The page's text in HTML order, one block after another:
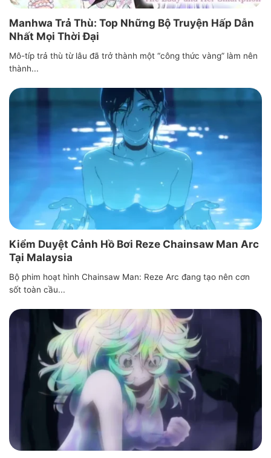
Manhwa Trả Thù: Top Những Bộ Truyện Hấp Dẫn
Nhất Mọi Thời Đại
Mô-típ trả thù từ lâu đã trở thành một “công thức vàng” làm nên
thành...
Kiểm Duyệt Cảnh Hồ Bơi Reze Chainsaw Man Arc
Tại Malaysia
Bộ phim hoạt hình Chainsaw Man: Reze Arc đang tạo nên cơn
sốt toàn cầu...